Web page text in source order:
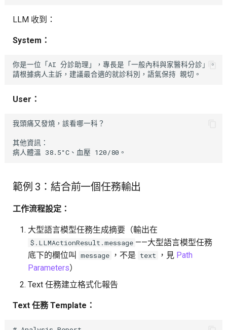
LLM 收到：
System：
你是一位「AI 分診助理」，專長是「一般內科與家醫科分診」。
User：
我頭痛又發燒，該看哪一科？
其他資訊：
範例 3：結合前一個任務輸出
工作流程設定：
大型語言模型任務生成摘要（輸出在
$.LLMActionResult.message ——大型語言模型任務
底下的欄位叫
message ，不是 text ，見 Path
Parameters）
Text 任務建立格式化報告
Text 任務 Template：